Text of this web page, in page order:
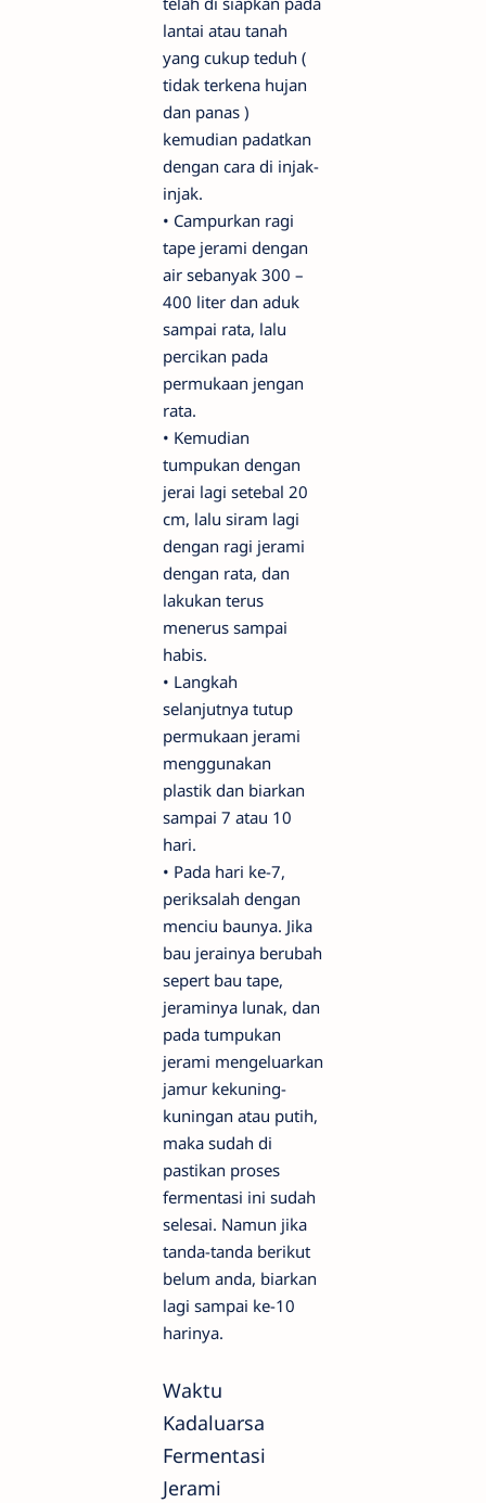
lantai atau tanah
yang cukup teduh (
tidak terkena hujan
dan panas )
kemudian padatkan
dengan cara di injak-
injak.
• Campurkan ragi
tape jerami dengan
air sebanyak 300 –
400 liter dan aduk
sampai rata, lalu
percikan pada
permukaan jengan
rata.
• Kemudian
tumpukan dengan
jerai lagi setebal 20
cm, lalu siram lagi
dengan ragi jerami
dengan rata, dan
lakukan terus
menerus sampai
habis.
• Langkah
selanjutnya tutup
permukaan jerami
menggunakan
plastik dan biarkan
sampai 7 atau 10
hari.
• Pada hari ke-7,
periksalah dengan
menciu baunya. Jika
bau jerainya berubah
sepert bau tape,
jeraminya lunak, dan
pada tumpukan
jerami mengeluarkan
jamur kekuning-
kuningan atau putih,
maka sudah di
pastikan proses
fermentasi ini sudah
selesai. Namun jika
tanda-tanda berikut
belum anda, biarkan
lagi sampai ke-10
harinya.
Waktu
Kadaluarsa
Fermentasi
Jerami